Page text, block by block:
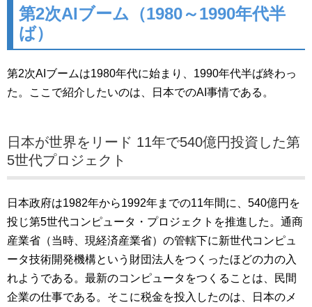
第2次AIブーム（1980～1990年代半
ば）
第2次AIブームは1980年代に始まり、1990年代半ば終わっ
た。ここで紹介したいのは、日本でのAI事情である。
日本が世界をリード 11年で540億円投資した第
5世代プロジェクト
日本政府は1982年から1992年までの11年間に、540億円を
投じ第5世代コンピュータ・プロジェクトを推進した。通商
産業省（当時、現経済産業省）の管轄下に新世代コンピュ
ータ技術開発機構という財団法人をつくったほどの力の入
れようである。最新のコンピュータをつくることは、民間
企業の仕事である。そこに税金を投入したのは、日本のメ